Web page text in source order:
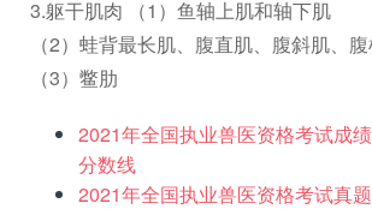
3.躯干肌肉 （1）鱼轴上肌和轴下肌
（2）蛙背最长肌、腹直肌、腹斜肌、
（3）鳖肋
2021年全国执业兽医资格考试成
分数线
2021年全国执业兽医资格考试真题